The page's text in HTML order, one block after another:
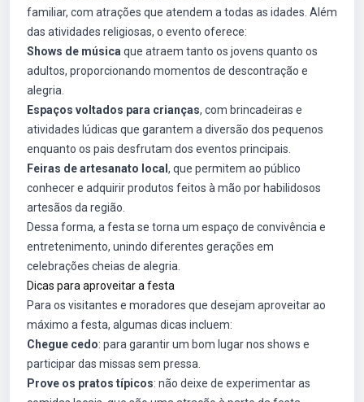
familiar, com atrações que atendem a todas as idades. Além
das atividades religiosas, o evento oferece:
Shows de música que atraem tanto os jovens quanto os
adultos, proporcionando momentos de descontração e
alegria.
Espaços voltados para crianças, com brincadeiras e
atividades lúdicas que garantem a diversão dos pequenos
enquanto os pais desfrutam dos eventos principais.
Feiras de artesanato local , que permitem ao público
conhecer e adquirir produtos feitos à mão por habilidosos
artesãos da região.
Dessa forma, a festa se torna um espaço de convivência e
entretenimento, unindo diferentes gerações em
celebrações cheias de alegria.
Dicas para aproveitar a festa
Para os visitantes e moradores que desejam aproveitar ao
máximo a festa, algumas dicas incluem:
Chegue cedo: para garantir um bom lugar nos shows e
participar das missas sem pressa.
Prove os pratos típicos: não deixe de experimentar as